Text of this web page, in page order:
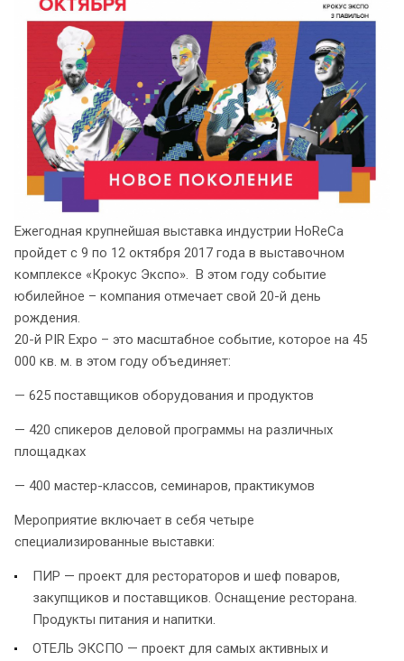
Ежегодная крупнейшая выставка индустрии HoReCa
пройдет с 9 по 12 октября 2017 года в выставочном
комплексе «Крокус Экспо». В этом году событие
юбилейное – компания отмечает свой 20-й день
рождения.
20-й PIR Expo – это масштабное событие, которое на 45
000 кв. м. в этом году объединяет:
— 625 поставщиков оборудования и продуктов
— 420 спикеров деловой программы на различных
площадках
— 400 мастер-классов, семинаров, практикумов
Мероприятие включает в себя четыре
специализированные выставки:
ПИР — проект для рестораторов и шеф поваров,
закупщиков и поставщиков. Оснащение ресторана.
Продукты питания и напитки.
ОТЕЛЬ ЭКСПО — проект для самых активных и